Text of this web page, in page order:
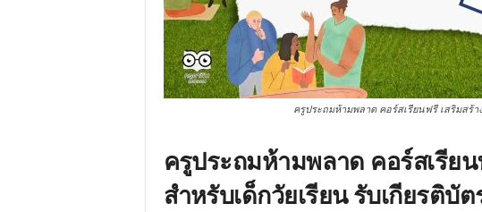
ครูประถมห้ามพลาด คอร์สเรียนฟรี เสริมสร้า
ครูประถมห้ามพลาด คอร์สเรีย
สำหรับเด็กวัยเรียน รับเกียรติบั